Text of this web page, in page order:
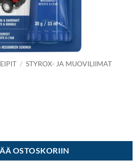
/ STYROX- JA MUOVILIIMAT
OSTOSKORIIN